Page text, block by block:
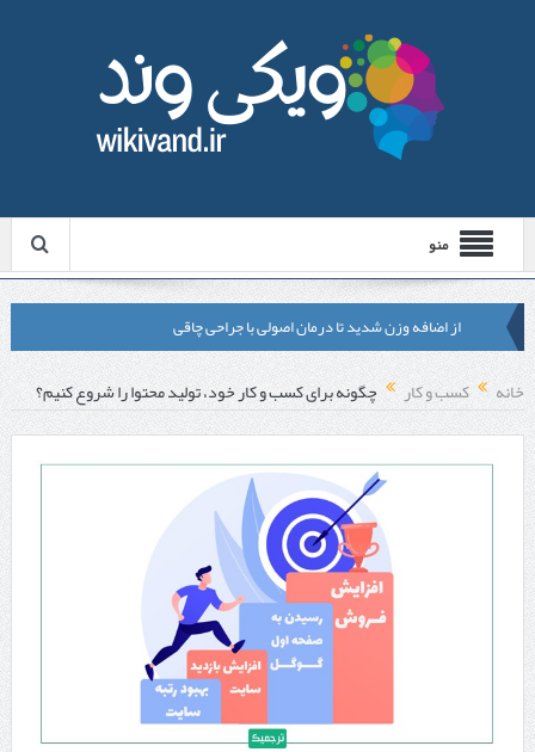
منو
از اضافه وزن شدید تا درمان اصولی با جراحی چاقی
لیزر موهای زائد شاتی یا رولی؟ مقایسه لیزرهای واقعی با شبه‌ لیزر در
مشهد
قبل از تماس با تعمیرکار ماشین ظرفشویی وستینگهاوس این موارد را
هزینه ایمپلنت دندان در ترکیه 1405 | قیمت، مزایا، معایب و مقایسه با
محصولات تراست؛ بهترین گزینه برای مراقبت از پوست
کلاس تیزهوشان برای چه دانش‌آموزانی ضروری‌تر است؟
آشنایی با هنر عاج کاری
خانه کسب و کار چگونه برای کسب و کار خود، تولید محتوا را شروع کنیم؟